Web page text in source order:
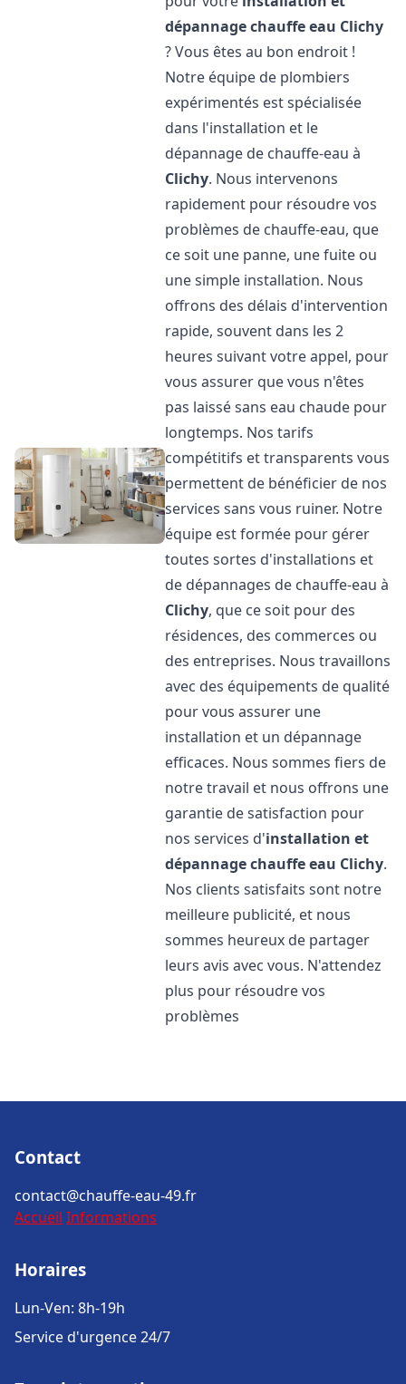
dépannage chauffe eau Clichy
? Vous êtes au bon endroit !
Notre équipe de plombiers
expérimentés est spécialisée
dans l'installation et le
dépannage de chauffe-eau à
Clichy. Nous intervenons
rapidement pour résoudre vos
problèmes de chauffe-eau, que
ce soit une panne, une fuite ou
une simple installation. Nous
offrons des délais d'intervention
rapide, souvent dans les 2
heures suivant votre appel, pour
vous assurer que vous n'êtes
pas laissé sans eau chaude pour
longtemps. Nos tarifs
compétitifs et transparents vous
permettent de bénéficier de nos
services sans vous ruiner. Notre
équipe est formée pour gérer
toutes sortes d'installations et
de dépannages de chauffe-eau à
Clichy, que ce soit pour des
résidences, des commerces ou
des entreprises. Nous travaillons
avec des équipements de qualité
pour vous assurer une
installation et un dépannage
efficaces. Nous sommes fiers de
notre travail et nous offrons une
garantie de satisfaction pour
nos services d'installation et
dépannage chauffe eau Clichy.
Nos clients satisfaits sont notre
meilleure publicité, et nous
sommes heureux de partager
leurs avis avec vous. N'attendez
plus pour résoudre vos
problèmes
Contact
contact@chauffe-eau-49.fr
Accueil Informations
Horaires
Lun-Ven: 8h-19h
Service d'urgence 24/7